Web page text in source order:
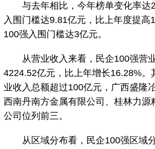
与去年相比，今年榜单变化率达
入围门槛达9.81亿元，比上年度提高
100强入围门槛达3亿元。
从营业收入来看，民企100强营
4224.52亿元，比上年增长16.28%。
业收入总额超过100亿元，广西盛隆
西南丹南方金属有限公司、桂林力源
公司位列前三。
从区域分布看，民企100强区域